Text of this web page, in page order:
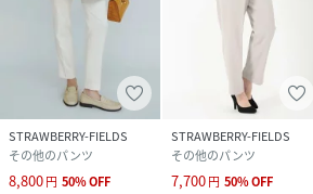
STRAWBERRY-FIELDS
その他のパンツ
8,800円 50%OFF
STRAWBERRY-FIELDS
その他のパンツ
7,700円 50%OFF